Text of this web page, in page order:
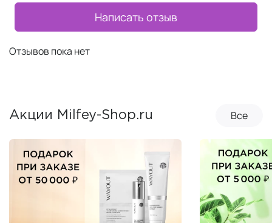
Написать отзыв
Отзывов пока нет
Акции Milfey-Shop.ru Все